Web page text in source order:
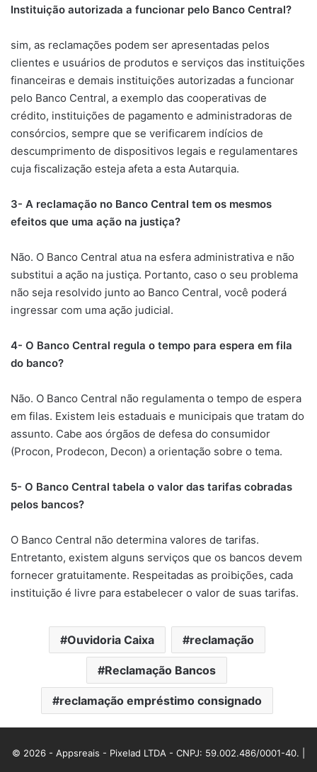
Instituição autorizada a funcionar pelo Banco Central?
sim, as reclamações podem ser apresentadas pelos
clientes e usuários de produtos e serviços das instituições
financeiras e demais instituições autorizadas a funcionar
pelo Banco Central, a exemplo das cooperativas de
crédito, instituições de pagamento e administradoras de
consórcios, sempre que se verificarem indícios de
descumprimento de dispositivos legais e regulamentares
cuja fiscalização esteja afeta a esta Autarquia.
3- A reclamação no Banco Central tem os mesmos
efeitos que uma ação na justiça?
​Não. O Banco Central atua na esfera administrativa e não
substitui a ação na justiça. Portanto, caso o seu problema
não seja resolvido junto ao Banco Central, você poderá
ingressar com uma ação judicial.
4- O Banco Central regula o tempo para espera em fila
do banco?
​Não. O Banco Central não regulamenta o tempo de espera
em filas. Existem leis estaduais e municipais que tratam do
assunto. Cabe aos órgãos de defesa do consumidor
(Procon, Prodecon, Decon) a orientação sobre o tema.
5- O Banco Central tabela o valor das tarifas cobradas
pelos bancos?
O Banco Central não determina valores de tarifas.
Entretanto, existem alguns serviços que os bancos devem
fornecer gratuitamente. Respeitadas as proibições, cada
instituição é livre para estabelecer o valor de suas tarifas.
Ouvidoria Caixa reclamação
Reclamação Bancos
reclamação empréstimo consignado
© 2026 - Appsreais - Pixelad LTDA - CNPJ: 59.002.486/0001-40. |